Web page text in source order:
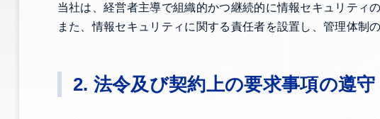
当社は、経営者主導で組織的かつ継続的に情報セキュリティ
また、情報セキュリティに関する責任者を設置し、管理体制
2. 法令及び契約上の要求事項の遵守